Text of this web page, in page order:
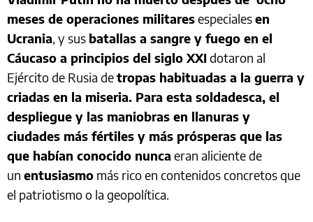
meses de operaciones militaresespecialesen
Ucrania, y sus batallas a sangre y fuego en el
Cáucaso a principios del siglo XXIdotaron al
Ejército de Rusia detropas habituadas a la guerra y
criadas en la miseria. Para esta soldadesca, el
despliegue y las maniobras en llanuras y
ciudades más fértiles y más prósperas que las
que habían conocido nunca eran aliciente de
un entusiasmo más rico en contenidos concretos que
el patriotismo o la geopolítica.